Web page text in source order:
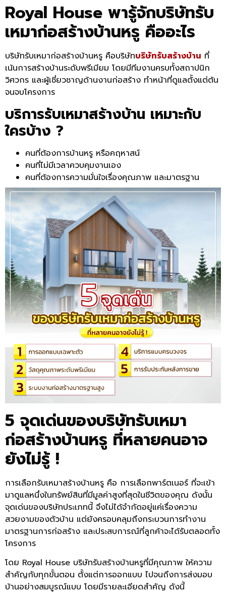
Royal House พารู้จักบริษัทรับ
เหมาก่อสร้างบ้านหรู คืออะไร
บริษัทรับเหมาก่อสร้างบ้านหรู คือบริษัทบริษัทรับสร้างบ้าน ที่
เน้นการสร้างบ้านระดับพรีเมียม โดยมีทีมงานครบทั้งสถาปนิก
วิศวกร และผู้เชี่ยวชาญด้านงานก่อสร้าง ทำหน้าที่ดูแลตั้งแต่ต้น
จนจบโครงการ
บริการรับเหมาสร้างบ้าน เหมาะกับ
ใครบ้าง ?
คนที่ต้องการบ้านหรู หรือคฤหาสน์
คนที่ไม่มีเวลาควบคุมงานเอง
คนที่ต้องการความมั่นใจเรื่องคุณภาพ และมาตรฐาน
5 จุดเด่นของบริษัทรับเหมา
ก่อสร้างบ้านหรู ที่หลายคนอาจ
ยังไม่รู้ !
การเลือกรับเหมาสร้างบ้านหรู คือ การเลือกพาร์ตเนอร์ ที่จะเข้า
มาดูแลหนึ่งในทรัพย์สินที่มีมูลค่าสูงที่สุดในชีวิตของคุณ ดังนั้น
จุดเด่นของบริษัทประเภทนี้ จึงไม่ได้จำกัดอยู่แค่เรื่องความ
สวยงามของตัวบ้าน แต่ยังครอบคลุมถึงกระบวนการทำงาน
มาตรฐานการก่อสร้าง และประสบการณ์ที่ลูกค้าจะได้รับตลอดทั้ง
โครงการ
โดย Royal House บริษัทรับสร้างบ้านหรูที่มีคุณภาพ ให้ความ
สำคัญกับทุกขั้นตอน ตั้งแต่การออกแบบ ไปจนถึงการส่งมอบ
บ้านอย่างสมบูรณ์แบบ โดยมีรายละเอียดสำคัญ ดังนี้